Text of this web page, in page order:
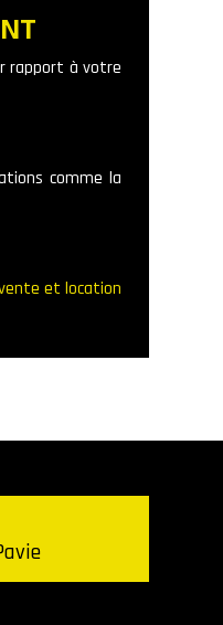
rapport à votre
comme la
et location